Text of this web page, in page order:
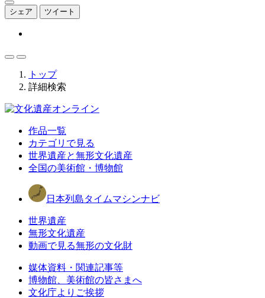
シェア ツイート
トップ
詳細検索
作品一覧
カテゴリで見る
世界遺産と無形文化遺産
全国の美術館・博物館
日本列島タイムマシンナビ
世界遺産
無形文化遺産
動画で見る無形の文化財
媒体資料・関連記事等
博物館、美術館の皆さまへ
文化庁よりご挨拶